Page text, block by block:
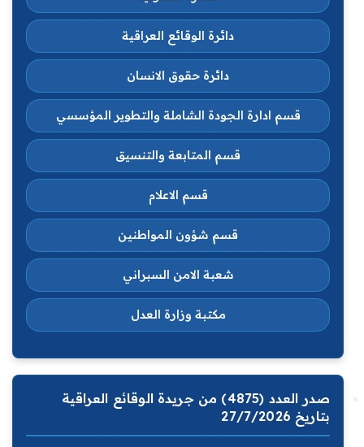
دائرة الوقائع العراقية
دائرة حقوق الانسان
قسم ادارة الجودة الشاملة والتطوير المؤسسي
قسم المتابعة والتنسيق
قسم الاعلام
قسم شؤون المواطنين
شعبة الامن السبراني
مكتبة وزارة العدل
صدر العدد (4875) من جريدة الوقائع العراقية
بتاريخ 27/7/2026